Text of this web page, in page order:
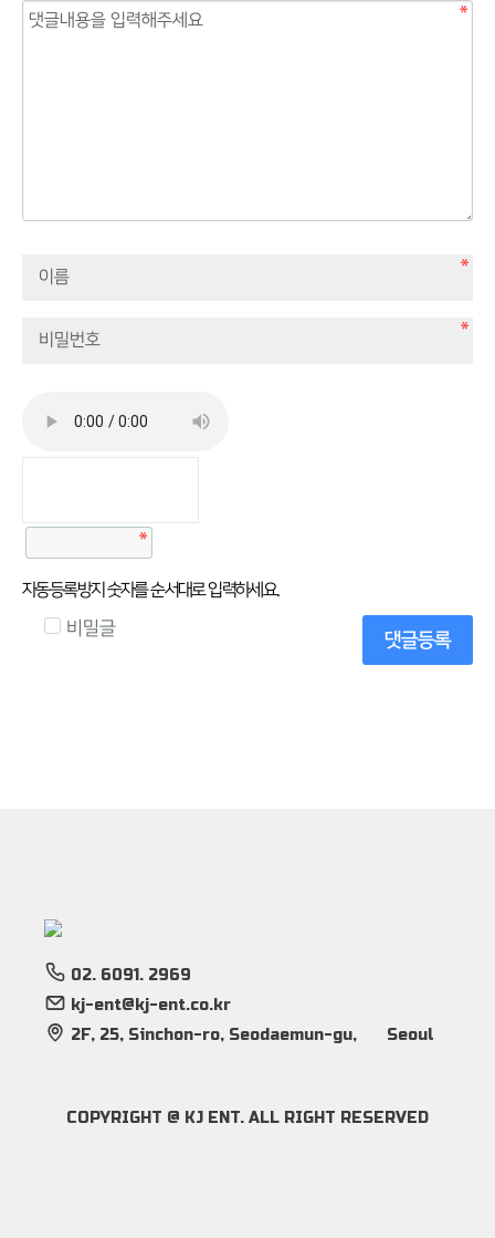
자동등록방지 숫자를 순서대로 입력하세요.
비밀글 댓글등록
02. 6091. 2969
kj-ent@kj-ent.co.kr
2F, 25, Sinchon-ro, Seodaemun-gu,
Seoul
COPYRIGHT @ KJ ENT. ALL RIGHT RESERVED